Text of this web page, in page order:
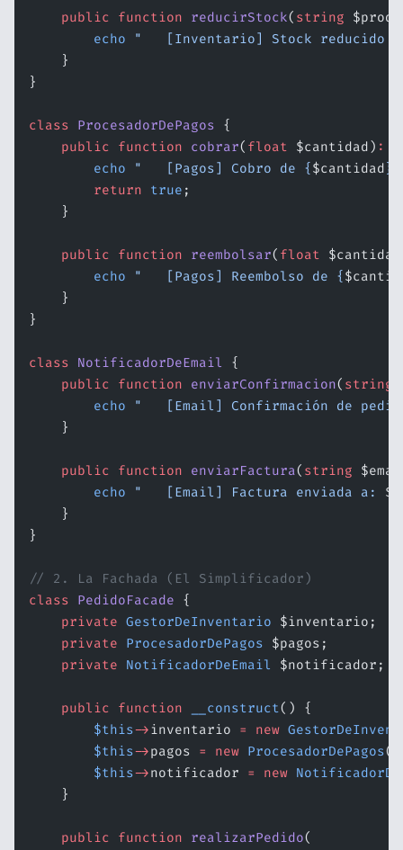
    public
function reducirStock( string
        echo
"   [Inventario] Stock reducido
    }
}
class ProcesadorDePagos {
    public
function cobrar( float $cantidad) :
        echo
"   [Pagos] Cobro de {$cantidad
        return
true ;
    }
    public
function reembolsar( float
        echo
"   [Pagos] Reembolso de {
    }
}
class NotificadorDeEmail
{
    public
function enviarConfirmacion( string
        echo
"   [Email] Confirmación de
    }
    public
function enviarFactura( string
        echo
"   [Email] Factura enviada a:
    }
}
// 2. La Fachada (El Simplificador)
class PedidoFacade {
    private
GestorDeInventario $inventario;
    private
ProcesadorDePagos $pagos;
    private
NotificadorDeEmail $notificador;
    public
function __construct() {
        $this
->inventario = new
        $this
->pagos = new ProcesadorDePagos
        $this
->notificador = new
    }
    public
function realizarPedido(